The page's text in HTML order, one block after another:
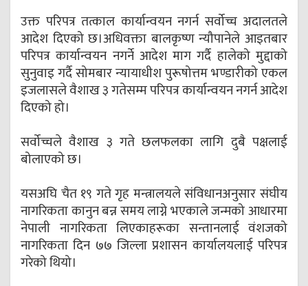
उक्त परिपत्र तत्काल कार्यान्वयन नगर्न सर्वोच्च अदालतले
आदेश दिएको छ।अधिवक्ता बालकृष्ण न्यौपानेले आइतबार
परिपत्र कार्यान्वयन नगर्ने आदेश माग गर्दै हालेको मुद्दाको
सुनुवाइ गर्दै सोमबार न्यायाधीश पुरूषोत्तम भण्डारीको एकल
इजलासले वैशाख ३ गतेसम्म परिपत्र कार्यान्वयन नगर्न आदेश
दिएको हो।
सर्वोच्चले वैशाख ३ गते छलफलका लागि दुबै पक्षलाई
बोलाएको छ।
यसअघि चैत १९ गते गृह मन्त्रालयले संविधानअनुसार संघीय
नागरिकता कानुन बन्न समय लाग्ने भएकाले जन्मको आधारमा
नेपाली नागरिकता लिएकाहरूका सन्तानलाई वंशजको
नागरिकता दिन ७७ जिल्ला प्रशासन कार्यालयलाई परिपत्र
गरेको थियो।